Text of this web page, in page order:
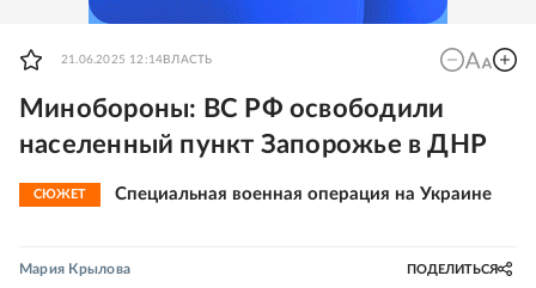
21.06.2025 12:14 ВЛАСТЬ
Минобороны: ВС РФ освободили
населенный пункт Запорожье в ДНР
СЮЖЕТ Специальная военная операция на Украине
Мария Крылова ПОДЕЛИТЬСЯ